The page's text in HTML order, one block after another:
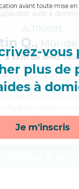
avant toute mise en
vous
plus de
à
Je m'inscris
ALTRUISTE
Q., Mûr-
à 5km de chez
et ponctuel, Augustin
diplôme d'Etat
transports,